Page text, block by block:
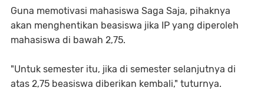
Guna memotivasi mahasiswa Saga Saja, pihaknya
akan menghentikan beasiswa jika IP yang diperoleh
mahasiswa di bawah 2,75.
"Untuk semester itu, jika di semester selanjutnya di
atas 2,75 beasiswa diberikan kembali," tuturnya.